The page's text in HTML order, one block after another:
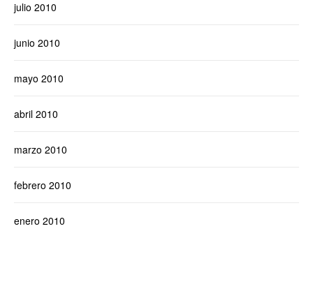
julio 2010
junio 2010
mayo 2010
abril 2010
marzo 2010
febrero 2010
enero 2010